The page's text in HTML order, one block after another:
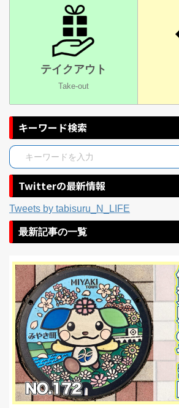
テイクアウト
Take-out
キーワード検索
Twitterの最新情報
Tweets by tabisuru_N_LIFE
最新記事の一覧